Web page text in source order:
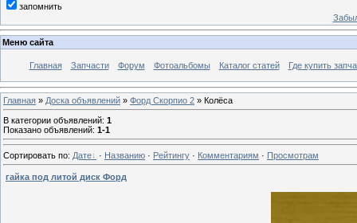
запомнить
Меню сайта
Главная Запчасти Форум Фотоальбомы Каталог статей Где купить
Главная » Доска объявлений » Форд Скорпио 2 » Колёса
В категории объявлений: 1
Показано объявлений: 1-1
Сортировать по: Дате · Названию · Рейтингу · Комментариям · Просмотрам
гайка под литой диск Форд